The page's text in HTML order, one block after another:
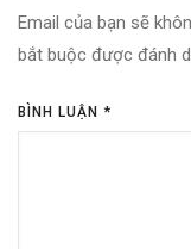
Email của bạn sẽ
bắt buộc được đánh
BÌNH LUẬN *